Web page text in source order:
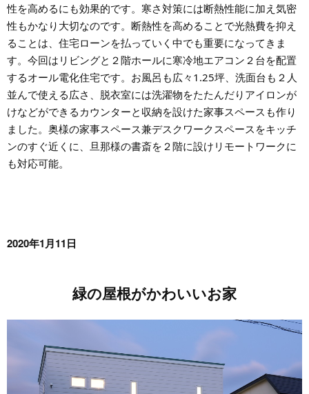
性を高めるにも効果的です。寒さ対策には断熱性能に加え気密
性もかなり大切なのです。断熱性を高めることで光熱費を抑え
ることは、住宅ローンを払っていく中でも重要になってきま
す。今回はリビングと２階ホールに寒冷地エアコン２台を配置
するオール電化住宅です。お風呂も広々1.25坪、洗面台も２人
並んで使える広さ、脱衣室には洗濯物をたたんだりアイロンが
けなどができるカウンターと収納を設けた家事スペースも作り
ました。奥様の家事スペース兼デスクワークスペースをキッチ
ンのすぐ近くに、旦那様の書斎を２階に設けリモートワークに
も対応可能。
2020年1月11日
緑の屋根がかわいいお家